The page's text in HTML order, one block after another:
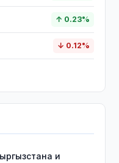
↑ 0.23%
↓ 0.12%
и